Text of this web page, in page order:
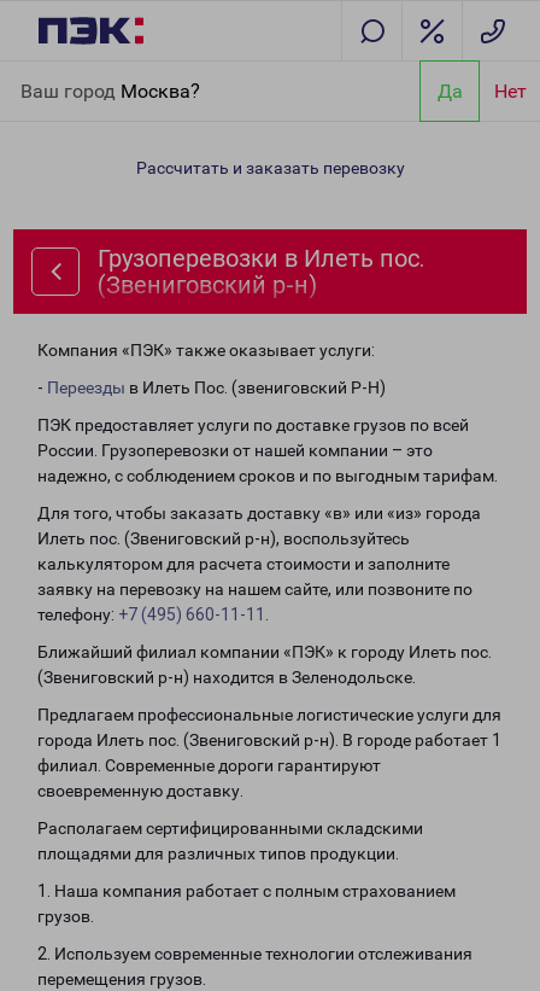
Ваш город Москва? Да Нет
(Звениговский р-н)
Рассчитать и заказать перевозку
Грузоперевозки в Илеть пос.
(Звениговский р-н)
Компания «ПЭК» также оказывает услуги:
- Переезды в Илеть Пос. (звениговский Р-Н)
ПЭК предоставляет услуги по доставке грузов по всей
России. Грузоперевозки от нашей компании – это
надежно, с соблюдением сроков и по выгодным тарифам.
Для того, чтобы заказать доставку «в» или «из» города
Илеть пос. (Звениговский р-н), воспользуйтесь
калькулятором для расчета стоимости и заполните
заявку на перевозку на нашем сайте, или позвоните по
телефону: +7 (495) 660-11-11
Ближайший филиал компании «ПЭК» к городу Илеть пос.
(Звениговский р-н) находится в Зеленодольске.
Предлагаем профессиональные логистические услуги для
города Илеть пос. (Звениговский р-н). В городе работает 1
филиал. Современные дороги гарантируют
своевременную доставку.
Располагаем сертифицированными складскими
площадями для различных типов продукции.
1. Наша компания работает с полным страхованием
грузов.
2. Используем современные технологии отслеживания
перемещения грузов.